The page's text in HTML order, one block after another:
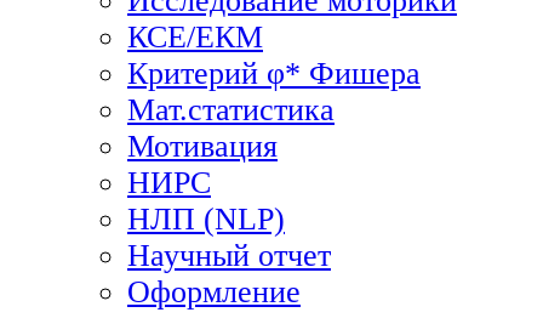
КСЕ/ЕКМ
Критерий φ* Фишера
Мат.статистика
Мотивация
НИРС
НЛП (NLP)
Научный отчет
Оформление